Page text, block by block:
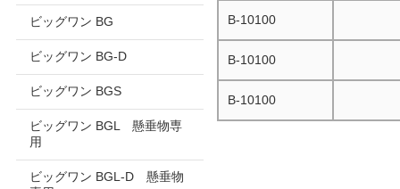
B-10100
B-10100
B-10100
ビッグワン BG
ビッグワン BG-D
ビッグワン BGS
ビッグワン BGL 懸垂物専
用
ビッグワン BGL-D 懸垂物